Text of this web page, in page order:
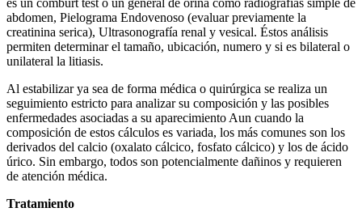
es un comburt test o un general de orina como radiografías simple de
abdomen, Pielograma Endovenoso (evaluar previamente la
creatinina serica), Ultrasonografía renal y vesical. Éstos análisis
permiten determinar el tamaño, ubicación, numero y si es bilateral o
unilateral la litiasis.
Al estabilizar ya sea de forma médica o quirúrgica se realiza un
seguimiento estricto para analizar su composición y las posibles
enfermedades asociadas a su aparecimiento Aun cuando la
composición de estos cálculos es variada, los más comunes son los
derivados del calcio (oxalato cálcico, fosfato cálcico) y los de ácido
úrico. Sin embargo, todos son potencialmente dañinos y requieren
de atención médica.
Tratamiento